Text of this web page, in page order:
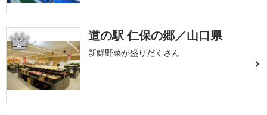
2 道の駅 仁保の郷／山口県
新鮮野菜が盛りだくさん